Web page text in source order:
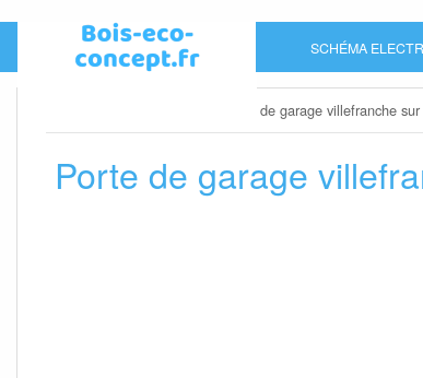
SCHÉMA
Porte de garage villefranche
Porte de garage